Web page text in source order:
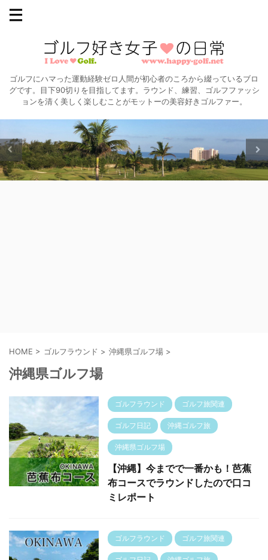
ゴルフにハマった運動経験ゼロ人間が初心者のころから綴っているブロ
グです。目下90切りを目指してます。ラウンド、練習、ゴルフファッシ
ョンを清く美しく楽しむことがモットーの美容好きゴルファー。
HOME > ゴルフラウンド > 沖縄県ゴルフ場 >
沖縄県ゴルフ場
ゴルフラウンド ゴルフ旅関連
ゴルフ日記 沖縄ゴルフ旅
沖縄県ゴルフ場
【沖縄】今までで一番かも！芭蕉
布コースでラウンドしたので口コ
ミレポート
ゴルフラウンド ゴルフ旅関連